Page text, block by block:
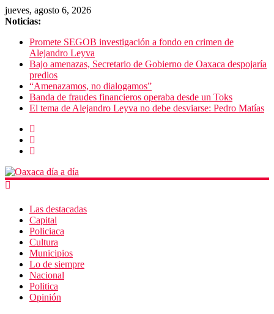
jueves, agosto 6, 2026
Noticias:
Promete SEGOB investigación a fondo en crimen de
Alejandro Leyva
Bajo amenazas, Secretario de Gobierno de Oaxaca despojaría
predios
“Amenazamos, no dialogamos”
Banda de fraudes financieros operaba desde un Toks
El tema de Alejandro Leyva no debe desviarse: Pedro Matías
Las destacadas
Capital
Policiaca
Cultura
Municipios
Lo de siempre
Nacional
Politica
Opinión